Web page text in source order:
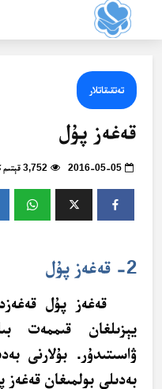
تەتقىقاتلار
قەغەز پۇل
2016-05-05 3,752 قېتىم كۆرۈلدى
2- قەغەز پۇل
قەغەز پۇل
يېزىلغان قىممەت
ۋاسىتىدۇر. بۇلارنى
بەدىلى بولمىغان